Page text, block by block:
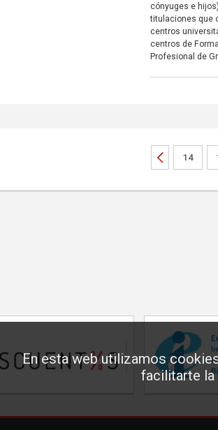
En esta web utilizamos
facilitarte la
cónyuges e
titulaciones que
centros
centros de
Profesional de
14